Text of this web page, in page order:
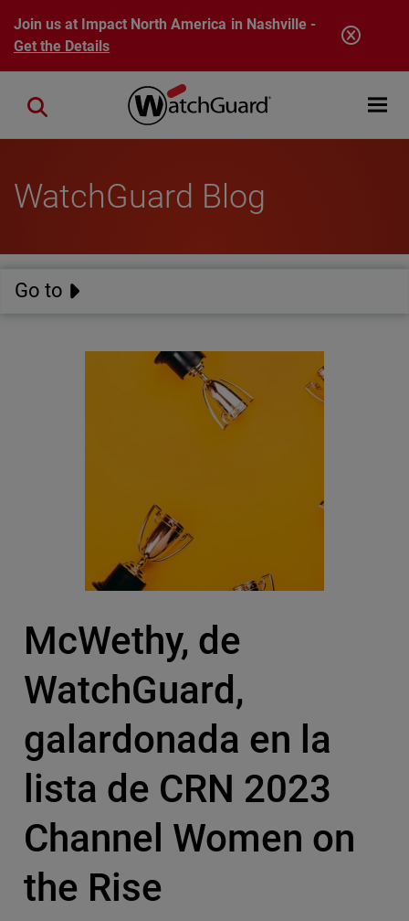
Skip to main content
Join us at Impact North America in Nashville -
Get the Details
Open
Close search
WatchGuard Blog
Go to
McWethy, de
WatchGuard,
galardonada en la
lista de CRN 2023
Channel Women on
the Rise